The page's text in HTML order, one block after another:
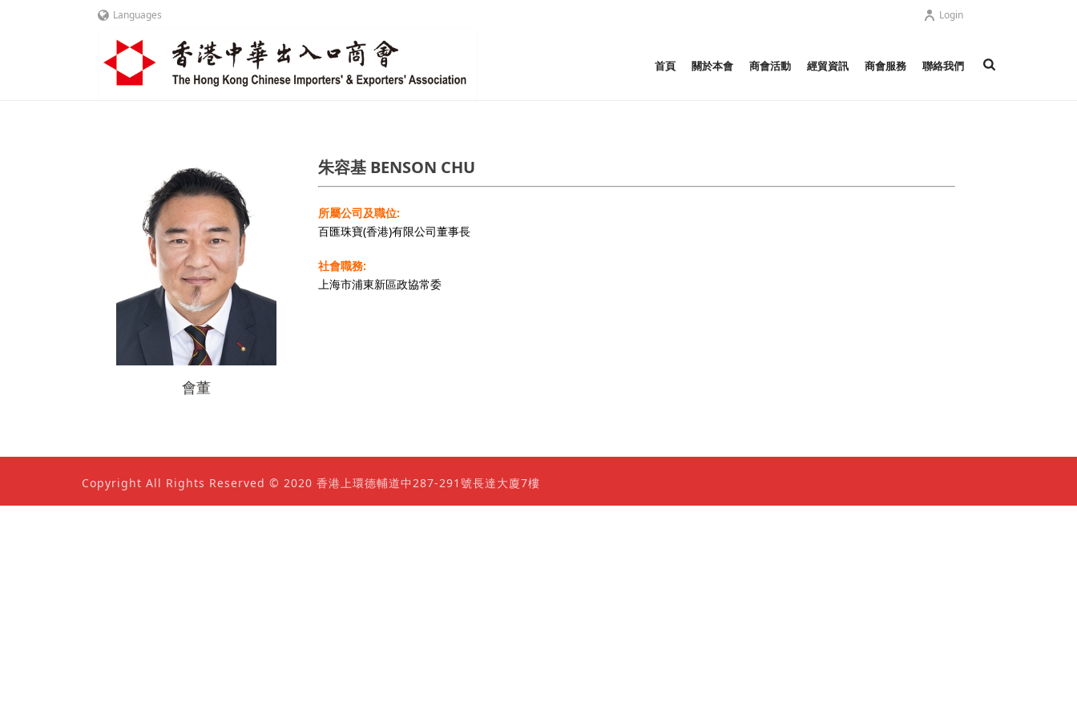
Languages Login
首頁 關於本會 商會活動 經貿資訊 商會服務 聯絡我們
會董
朱容基 BENSON CHU
所屬公司及職位:
百匯珠寶(香港)有限公司董事長
社會職務:
上海市浦東新區政協常委
Copyright All Rights Reserved © 2020 香港上環德輔道中287-291號長達大廈7樓